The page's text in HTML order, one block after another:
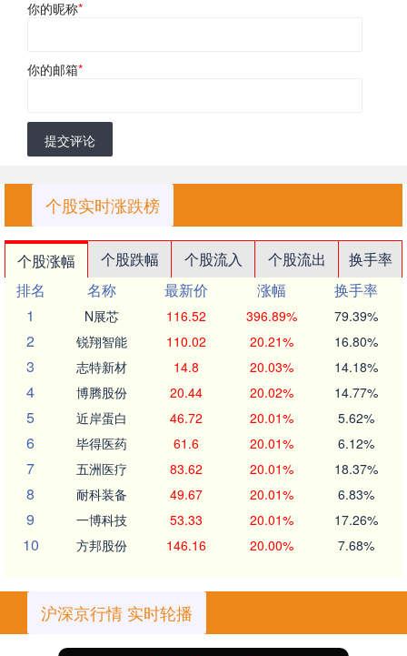
你的昵称*
你的邮箱*
提交评论
个股实时涨跌榜
个股涨幅 个股跌幅 个股流入 个股流出
换手率
排名
名称 最新价 涨幅
换手率
1
N展芯 116.52 396.89% 79.39%
2 锐翔智能 110.02 20.21% 16.80%
3 志特新材 14.8 20.03% 14.18%
4 博腾股份 20.44 20.02% 14.77%
5 近岸蛋白 46.72 20.01% 5.62%
6 毕得医药 61.6 20.01% 6.12%
7 五洲医疗 83.62 20.01% 18.37%
8 耐科装备 49.67 20.01% 6.83%
9 一博科技 53.33 20.01% 17.26%
10 方邦股份 146.16 20.00% 7.68%
沪深京行情 实时轮播